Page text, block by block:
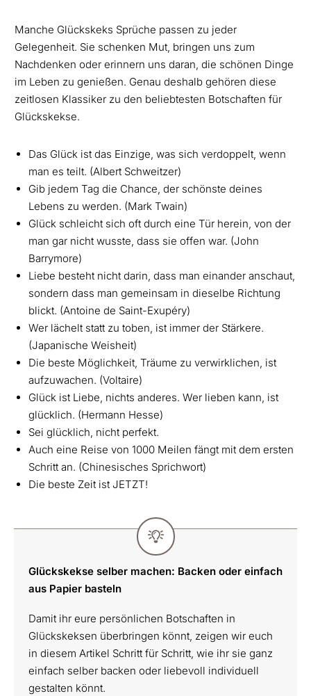
Manche Glückskeks Sprüche passen zu jeder
Gelegenheit. Sie schenken Mut, bringen uns zum
Nachdenken oder erinnern uns daran, die schönen Dinge
im Leben zu genießen. Genau deshalb gehören diese
zeitlosen Klassiker zu den beliebtesten Botschaften für
Glückskekse.
Das Glück ist das Einzige, was sich verdoppelt, wenn
man es teilt. (Albert Schweitzer)
Gib jedem Tag die Chance, der schönste deines
Lebens zu werden. (Mark Twain)
Glück schleicht sich oft durch eine Tür herein, von der
man gar nicht wusste, dass sie offen war. (John
Barrymore)
Liebe besteht nicht darin, dass man einander anschaut,
sondern dass man gemeinsam in dieselbe Richtung
blickt. (Antoine de Saint-Exupéry)
Wer lächelt statt zu toben, ist immer der Stärkere.
(Japanische Weisheit)
Die beste Möglichkeit, Träume zu verwirklichen, ist
aufzuwachen. (Voltaire)
Glück ist Liebe, nichts anderes. Wer lieben kann, ist
glücklich. (Hermann Hesse)
Sei glücklich, nicht perfekt.
Auch eine Reise von 1000 Meilen fängt mit dem ersten
Schritt an. (Chinesisches Sprichwort)
Die beste Zeit ist JETZT!
Glückskekse selber machen: Backen oder einfach
aus Papier basteln
Damit ihr eure persönlichen Botschaften in
Glückskeksen überbringen könnt, zeigen wir euch
in diesem Artikel Schritt für Schritt, wie ihr sie ganz
einfach selber backen oder liebevoll individuell
gestalten könnt.